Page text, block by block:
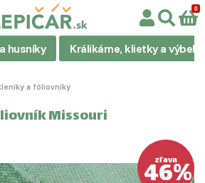
husníky Králikárne, klietky a výbehy
a fóliovníky
Missouri
zľava